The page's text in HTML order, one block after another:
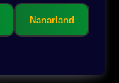
Nanarland